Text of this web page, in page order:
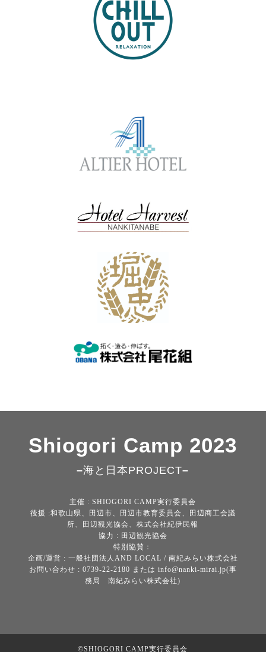
Shiogori Camp 2023
–海と日本PROJECT–
主催 : SHIOGORI CAMP実行委員会
後援 :和歌山県、田辺市、田辺市教育委員会、田辺商工会議
所、田辺観光協会、株式会社紀伊民報
協力 : 田辺観光協会
特別協賛：
企画/運営 : 一般社団法人AND LOCAL / 南紀みらい株式会社
お問い合わせ : 0739-22-2180 または info@nanki-mirai.jp(事
務局 南紀みらい株式会社)
©SHIOGORI CAMP実行委員会